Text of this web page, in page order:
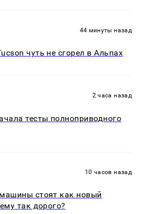
44 минуты назад
чуть не сгорел в Альпах
2 часа назад
тесты полноприводного
10 часов назад
стоят как новый
так дорого?